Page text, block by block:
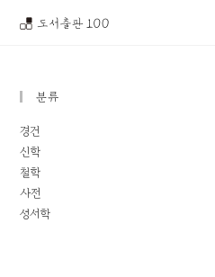
분류
경건
신학
철학
사전
성서학